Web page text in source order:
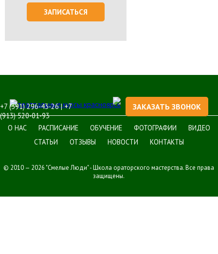
ЗАПИСАТЬСЯ
ЗАКАЗАТЬ ЗВОНОК
+7 (391) 296-43-26 | +7
(913) 520-01-93
О НАС
РАСПИСАНИЕ ОБУЧЕНИЕ ФОТОГРАФИИ
ВИДЕО
СТАТЬИ
ОТЗЫВЫ НОВОСТИ КОНТАКТЫ
© 2010 — 2026 "Смелые Люди" - Школа ораторского мастерства. Все права
защищены.